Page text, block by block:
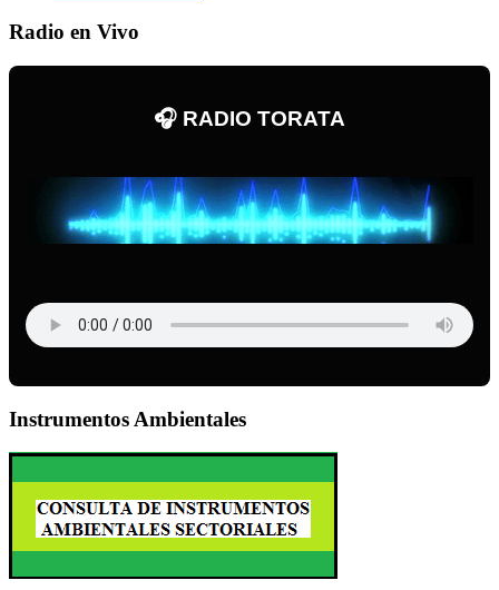
Radio en Vivo
🎧 RADIO TORATA
Instrumentos Ambientales